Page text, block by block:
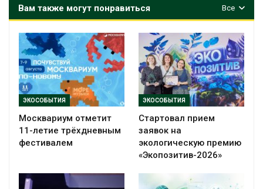
Все
Вам также могут понравиться
ЭКОСОБЫТИЯ
Москвариум отметит
11-летие трёхдневным
фестивалем
ЭКОСОБЫТИЯ
Стартовал прием
заявок на
экологическую премию
«Экопозитив-2026»